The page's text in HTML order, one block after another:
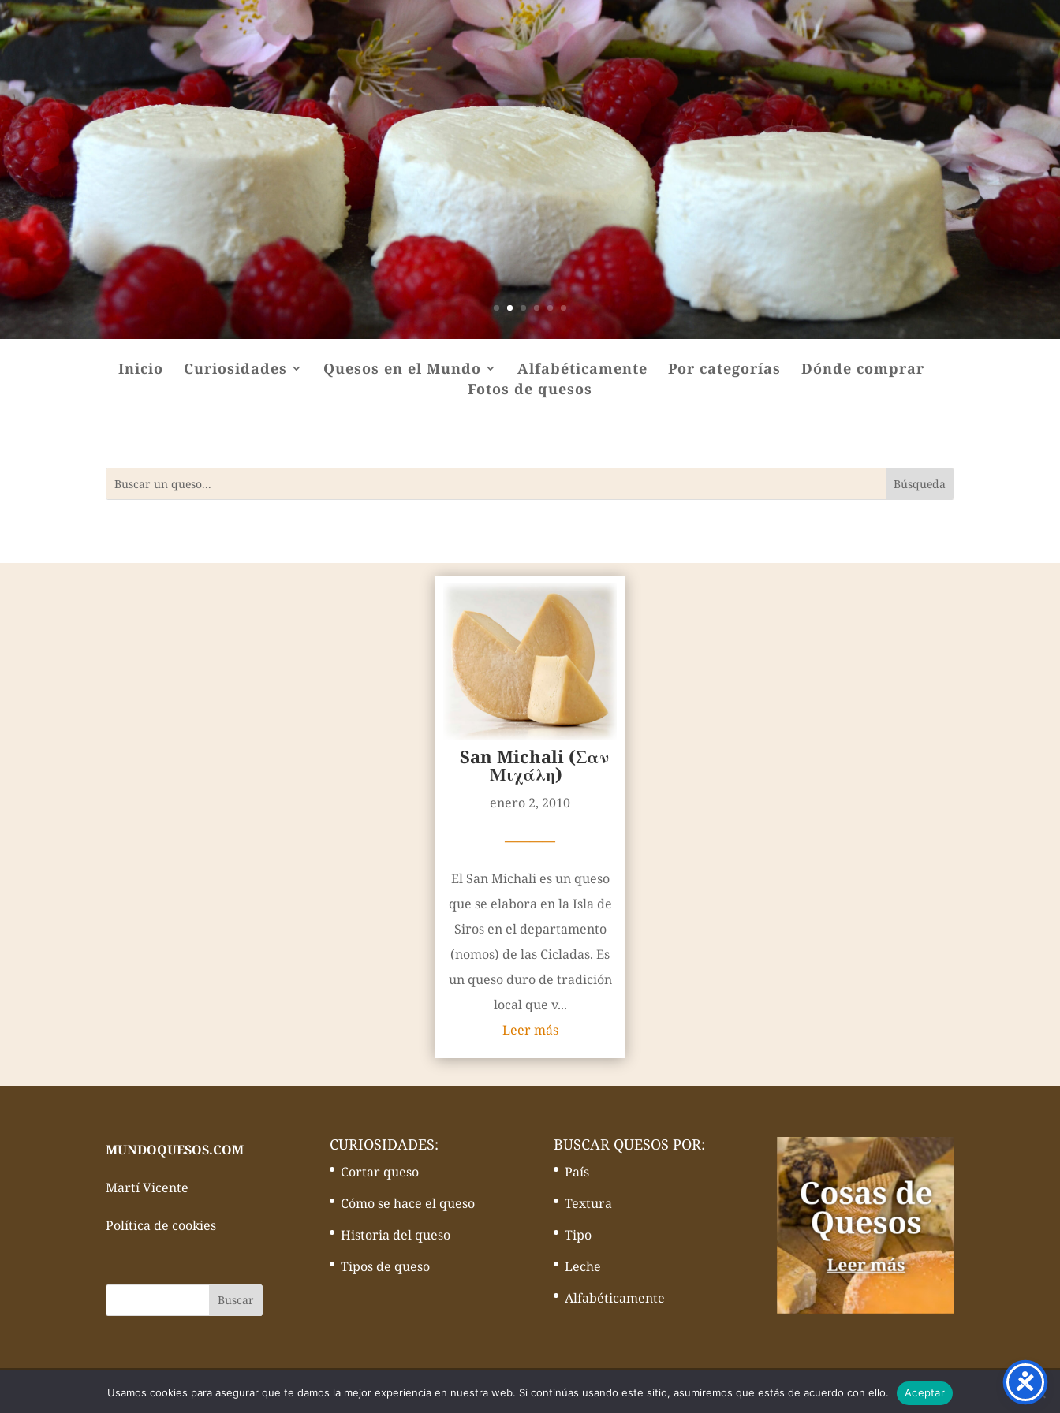
Mundoquesos
Inicio Curiosidades Quesos en el Mundo Alfabéticamente Por categorías
Dónde comprar
Fotos de quesos
San Michali (Σαν
Μιχάλη)
enero 2, 2010
————
El San Michali es un queso
que se elabora en la Isla de
Siros en el departamento
(nomos) de las Cicladas. Es
un queso duro de tradición
local que v...
Leer más
MUNDOQUESOS.COM
Martí Vicente
Política de cookies
CURIOSIDADES:
Cortar queso
Cómo se hace el queso
Historia del queso
Tipos de queso
BUSCAR QUESOS POR:
País
Textura
Tipo
Leche
Alfabéticamente
© Todos los derechos reservados Mundoquesos - Web desarrollado porVolcànic Internet
Usamos cookies para asegurar que te damos la mejor experiencia en nuestra web. Si continúas usando este sitio, asumiremos que estás de acuerdo con ello. Aceptar